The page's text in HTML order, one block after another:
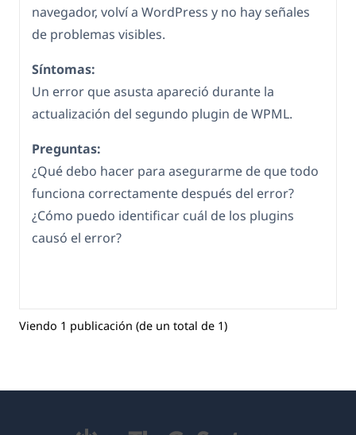
navegador, volví a WordPress y no hay señales
de problemas visibles.
Síntomas:
Un error que asusta apareció durante la
actualización del segundo plugin de WPML.
Preguntas:
¿Qué debo hacer para asegurarme de que todo
funciona correctamente después del error?
¿Cómo puedo identificar cuál de los plugins
causó el error?
Viendo 1 publicación (de un total de 1)